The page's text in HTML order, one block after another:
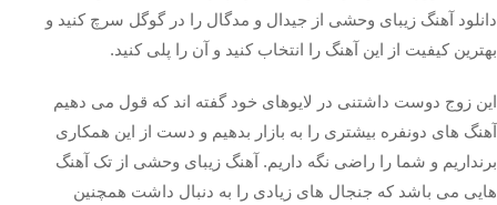
دانلود آهنگ زیبای وحشی از جیدال و مدگال را در گوگل سرچ کنید و
بهترین کیفیت از این آهنگ را انتخاب کنید و آن را پلی کنید.
این زوج دوست‌ داشتنی در لایوهای خود گفته‌ اند که قول می دهیم
آهنگ های دونفره بیشتری را به بازار بدهیم و دست از این همکاری
برنداریم و شما را راضی نگه داریم. آهنگ زیبای وحشی از تک آهنگ
هایی می باشد که جنجال های زیادی را به دنبال داشت همچنین